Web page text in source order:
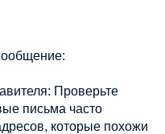
Проверьте
письма часто
которые похожи